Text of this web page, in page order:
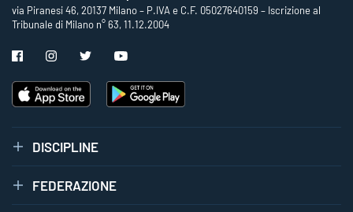
via Piranesi 46, 20137 Milano – P.IVA e C.F. 05027640159 – Iscrizione al
Tribunale di Milano n° 63, 11.12.2004
DISCIPLINE
FEDERAZIONE